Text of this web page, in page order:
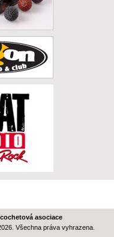
asociace
Všechna práva vyhrazena.